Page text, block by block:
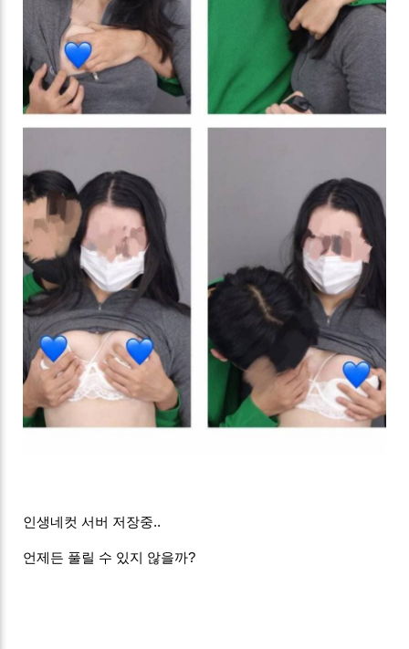
인생네컷 서버 저장중..
언제든 풀릴 수 있지 않을까?